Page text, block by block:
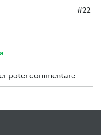
#22
poter commentare